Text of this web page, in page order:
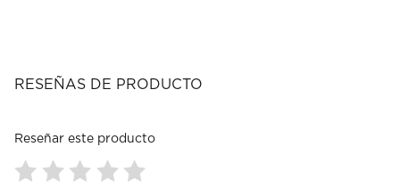
RESEÑAS DE PRODUCTO
Reseñar este producto